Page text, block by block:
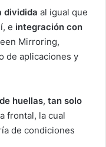
dividida al igual que
e integración con
Mirroring,
de aplicaciones y
huellas, tan solo
frontal, la cual
de condiciones